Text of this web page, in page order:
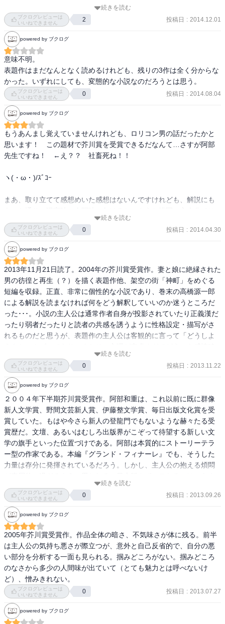
僕にはそれが村上春樹の短編「蛍」に重なって見えたりもした
い。そしてそんな事件を起こしていても幼女二人が頼ってくれてい
ると思いインコを贈ろうとする。いやあ、引っ越す少女に生き物は
NGでしょう。でも彼は自分は良いことをしていると思うから人の事
を考えて行動はしない。相手の立場も、気持ちも思いやることが出
来ない。想像力が無さすぎる。もしかしたら食い物にしていた少女
たちにとっても自分は良いことをしていると思っていたのかも。も
のすごい独りよがりで怖い。あ、でも買春で捕まる人ってこういう
意識なのかも。自分は悪くない。売るやつが居るから買ってやって
るだけでむしろ自分は良いことをしているんだ、って。
結局痛ましい体験をしている子供が居てもアフリカのどこか、とい
うように自分とは関係ない、他人事で済ませられてしまう時代って
怖い。まあ…嫌なお話でした。
主人公の異常性が露骨にえがかれていなかったからか、彼の子ども
への愛情が強いからか、2人の女の子が非常に愛らしくえがかれてい
たからか、案外ぽろっとハマってしまうものなのかもしれないと感
じた。
主人公の男性的な事実のみの思考、離婚やドラッグや法に触れる仕
事といったハードな現実。これに対応するのが、子ども達の純粋無
垢な姿なのかな。これだけキツイ汚い世界に生きていると、より子
どもというものが輝かしい存在に思えてくる。
そして自殺、という行動について。
「愛する人に自殺してほしくない」
という気持ち。
主人公はＩからこれを突きつけられ、終盤では自分がこの気持ちに
なんとも……
にとっては、子どもを自分の欲望によって傷つけることなく、幸せ
け方はハッピーエンドじゃないだろうか。
終始主人公は愛情深く、意外と、憎めなかったんだよな。
あまり評判よくなさそうだけど、終わり方含めてあたしは含みのあ
る現代小説でよかったなぁと思いました。キモイ暗いテーマだけ
ど、主人公が無機質なので割と軽くなってる印象。
阿部和重の主人公の執着思考は何だか読んでて臨場感がある。あと
漢検の勉強になりそうな本笑。
続きを読む
ブクログレビューは
いいねできません
2 投稿日 : 2014.12.01
powered by ブクログ
意味不明。
表題作はまだなんとなく読めるけれども、残りの3作は全く分からな
かった。いずれにしても、変態的な小説なのだろうとは思う。
ブクログレビューは
いいねできません
0 投稿日 : 2014.08.04
powered by ブクログ
もうあんまし覚えていませんけれども、ロリコン男の話だったかと
思います！　この題材で芥川賞を受賞できるだなんて…さすが阿部
先生ですね！　←え？？　社畜死ね！！
ヽ(・ω・)/ｽﾞｺｰ
まあ、取り立てて感想めいた感想はないんですけれども、解説にも
ありますけれども、実際にはこういった、特に電脳化著しい現代に
おいてはこのような男が幾多も存在するんじゃないでしょうかね
ぇ…みたいなことを思ったのでした。僕も実際、人間としての大事
な何か、つまりは感情・情緒といった面が欠けているのかと思いま
すし…　←え？？
といった感じで世間的な評価はあまりよろしくない芥川賞受賞作で
はありますけれども、個人的にはそこまで酷い作品だと思いません
でした…おしまい。
ヽ(・ω・)/ｽﾞｺｰ
続きを読む
ブクログレビューは
いいねできません
0 投稿日 : 2014.04.30
powered by ブクログ
2013年11月21日読了。2004年の芥川賞受賞作。妻と娘に絶縁された
男の彷徨と再生（？）を描く表題作他、架空の街「神町」をめぐる
短編を収録。正直、非常に個性的な小説であり、巻末の高橋源一郎
による解説を読まなければ何をどう解釈していいのか迷うところだ
った･･･。小説の主人公は通常作者自身が投影されていたり正義漢だ
ったり弱者だったりと読者の共感を誘うように性格設定・描写がさ
れるものだと思うが、表題作の主人公は客観的に言って「どうしよ
入できない･･･そこが狙いなのだろうが。「共感とか感情移入とか、
誰かの体験・感情というものはそう簡単に他者に理解できるものじ
ゃないよ」という作者のメッセージだろうか？表題作以外の、よく
分からないままよく分からないところに連れて行かれてしまう感覚
も、不思議。
続きを読む
ブクログレビューは
いいねできません
0 投稿日 : 2013.11.22
powered by ブクログ
２００４年下半期芥川賞受賞作。阿部和重は、これ以前に既に群像
新人文学賞、野間文芸新人賞、伊藤整文学賞、毎日出版文化賞を受
賞していた。もはや今さら新人の登龍門でもないような赫々たる受
賞歴だ。文壇、あるいはむしろ出版界がこぞって待望する新しい文
学の旗手といった位置づけである。阿部は本質的にストーリーテラ
ー型の作家である。本編『グランド・フィナーレ』でも、そうした
力量は存分に発揮されているだろう。しかし、主人公の抱える煩悶
りにも遠い階梯だ。
続きを読む
ブクログレビューは
いいねできません
0 投稿日 : 2013.09.26
powered by ブクログ
2005年芥川賞受賞作。作品全体の暗さ、不気味さが体に残る。前半
は主人公の気持ち悪さが際立つが、意外と自己反省的で、自分の悪
い部分を分析する一面も見られる。掴みどころがない。掴みどころ
のなさから多少の人間味が出ていて（とても魅力とは呼べないけ
ど）、憎みきれない。
ブクログレビューは
いいねできません
0 投稿日 : 2013.07.27
powered by ブクログ